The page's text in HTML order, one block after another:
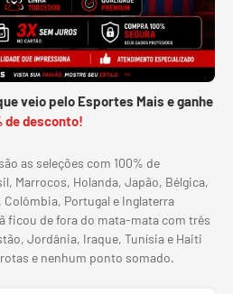
veio pelo Esportes Mais e ganhe
de desconto!
as seleções com 100% de
Marrocos, Holanda, Japão, Bélgica,
Colômbia, Portugal e Inglaterra
ficou de fora do mata-mata com três
Jordânia, Iraque, Tunísia e Haiti
e nenhum ponto somado.